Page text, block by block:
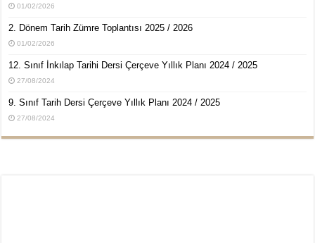
01/02/2026
2. Dönem Tarih Zümre Toplantısı 2025 / 2026
01/02/2026
12. Sınıf İnkılap Tarihi Dersi Çerçeve Yıllık Planı 2024 / 2025
27/08/2024
9. Sınıf Tarih Dersi Çerçeve Yıllık Planı 2024 / 2025
27/08/2024